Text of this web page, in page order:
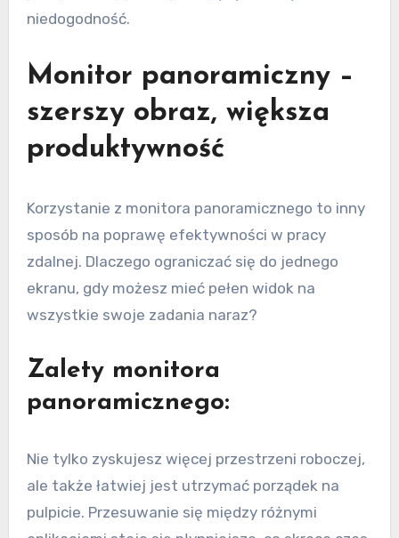
niedogodność.
Monitor panoramiczny –
szerszy obraz, większa
produktywność
Korzystanie z monitora panoramicznego to inny
sposób na poprawę efektywności w pracy
zdalnej. Dlaczego ograniczać się do jednego
ekranu, gdy możesz mieć pełen widok na
wszystkie swoje zadania naraz?
Zalety monitora
panoramicznego:
Nie tylko zyskujesz więcej przestrzeni roboczej,
ale także łatwiej jest utrzymać porządek na
pulpicie. Przesuwanie się między różnymi